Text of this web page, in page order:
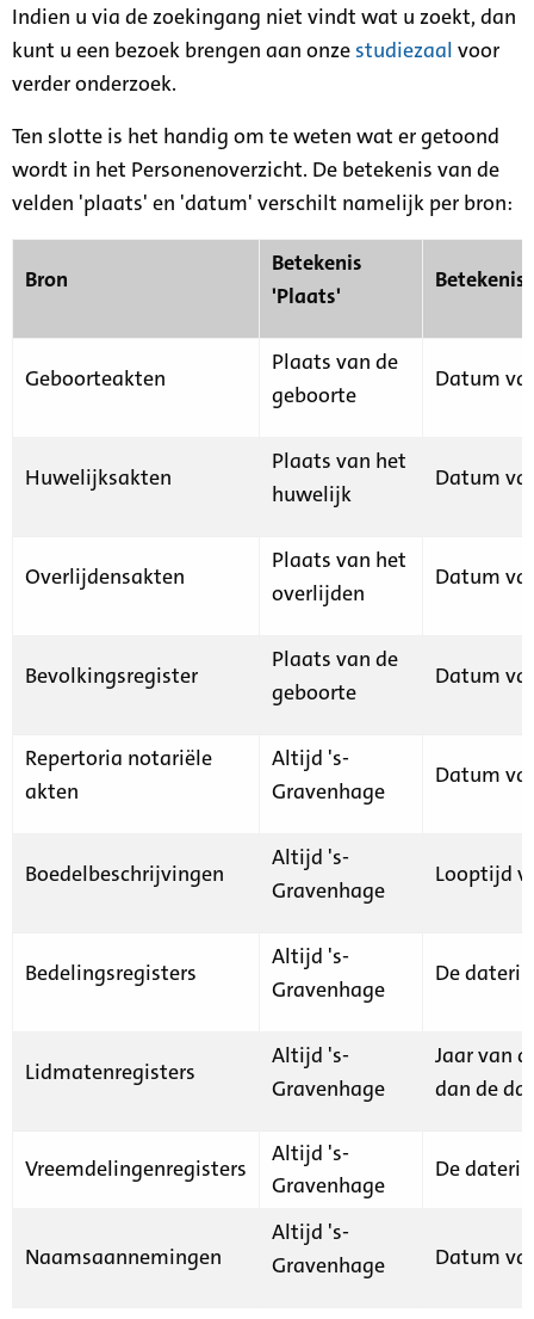
Indien u via de zoekingang niet vindt wat u zoekt, dan
kunt u een bezoek brengen aan onze studiezaal voor
verder onderzoek.
Ten slotte is het handig om te weten wat er getoond
wordt in het Personenoverzicht. De betekenis van de
velden 'plaats' en 'datum' verschilt namelijk per bron:
Bron
Betekenis
'Plaats'
Geboorteakten
Plaats van de
geboorte
Datum
Huwelijksakten
Plaats van het
huwelijk
Datum
Overlijdensakten
Plaats van het
overlijden
Datum
Bevolkingsregister
Plaats van de
geboorte
Datum
Repertoria notariële
akten
Altijd 's-
Gravenhage
Datum
Boedelbeschrijvingen
Altijd 's-
Gravenhage
Looptijd
Bedelingsregisters
Altijd 's-
Gravenhage
De
Lidmatenregisters
Altijd 's-
Gravenhage
Jaar van
dan de
Vreemdelingenregisters
Altijd 's-
Gravenhage
De
Naamsaannemingen
Altijd 's-
Gravenhage
Datum